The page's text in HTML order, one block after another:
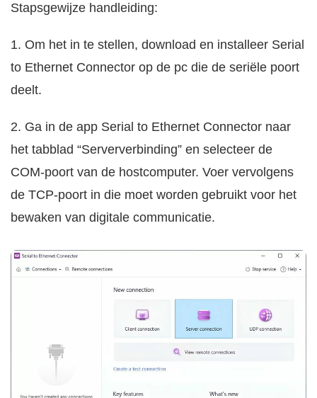
Stapsgewijze handleiding:
1. Om het in te stellen, download en installeer Serial
to Ethernet Connector op de pc die de seriële poort
deelt.
2. Ga in de app Serial to Ethernet Connector naar
het tabblad “Serververbinding” en selecteer de
COM-poort van de hostcomputer. Voer vervolgens
de TCP-poort in die moet worden gebruikt voor het
bewaken van digitale communicatie.